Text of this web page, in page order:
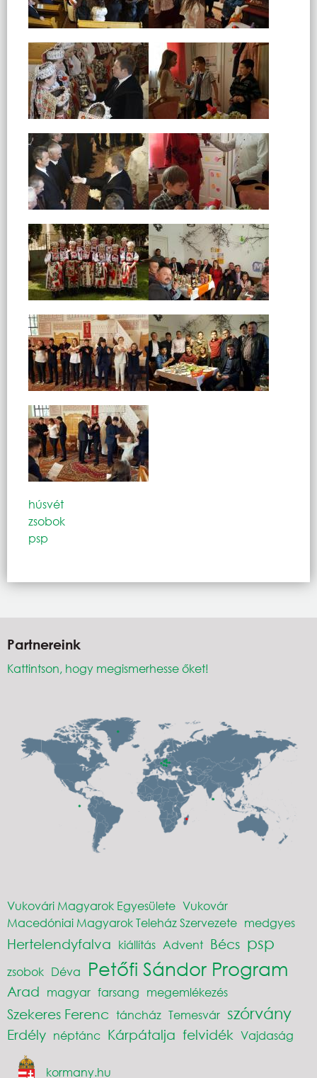
húsvét
zsobok
psp
Partnereink
Kattintson, hogy megismerhesse őket!
Vukovári Magyarok Egyesülete Vukovár
Macedóniai Magyarok Teleház Szervezete medgyes
Hertelendyfalva kiállítás Advent Bécs psp
zsobok Déva Petőfi Sándor Program
Arad magyar farsang megemlékezés
Szekeres Ferenc táncház Temesvár szórvány
Erdély néptánc Kárpátalja felvidék Vajdaság
kormany.hu